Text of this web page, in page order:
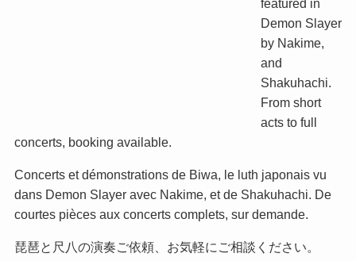
featured in
Demon Slayer
by Nakime,
and
Shakuhachi.
From short
acts to full
concerts, booking available.
Concerts et démonstrations de Biwa, le luth japonais vu
dans Demon Slayer avec Nakime, et de Shakuhachi. De
courtes pièces aux concerts complets, sur demande.
琵琶と尺八の演奏ご依頼、お気軽にご相談ください。